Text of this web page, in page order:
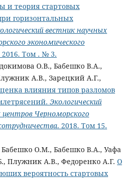
и теория стартовых
горизонтальных
вестник научных
экономического
2016. Том . № 3.
О.В., Бабешко В.А.,
А.В., Зарецкий А.Г.,
влияния типов разломов
Экологический
Черноморского
. 2018. Том 15.
О.М., Бабешко В.А., Уафа
Плужник А.В., Федоренко А.Г. О
вероятность стартовых